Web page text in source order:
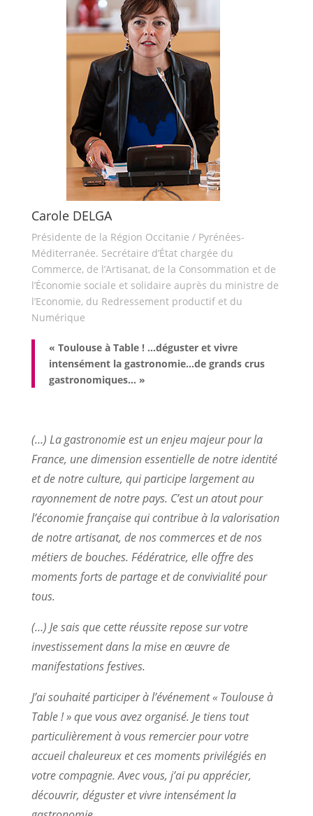
Carole DELGA
Présidente de la Région Occitanie / Pyrénées-
Méditerranée. Secrétaire d’État chargée du
Commerce, de l’Artisanat, de la Consommation et de
l’Économie sociale et solidaire auprès du ministre de
l’Economie, du Redressement productif et du
Numérique
« Toulouse à Table ! …déguster et vivre
intensément la gastronomie…de grands crus
gastronomiques… »
(…) La gastronomie est un enjeu majeur pour la
France, une dimension essentielle de notre identité
et de notre culture, qui participe largement au
rayonnement de notre pays. C’est un atout pour
l’économie française qui contribue à la valorisation
de notre artisanat, de nos commerces et de nos
métiers de bouches. Fédératrice, elle offre des
moments forts de partage et de convivialité pour
tous.
(…) Je sais que cette réussite repose sur votre
investissement dans la mise en œuvre de
manifestations festives.
J’ai souhaité participer à l’événement « Toulouse à
Table ! » que vous avez organisé. Je tiens tout
particulièrement à vous remercier pour votre
accueil chaleureux et ces moments privilégiés en
votre compagnie. Avec vous, j’ai pu apprécier,
découvrir, déguster et vivre intensément la